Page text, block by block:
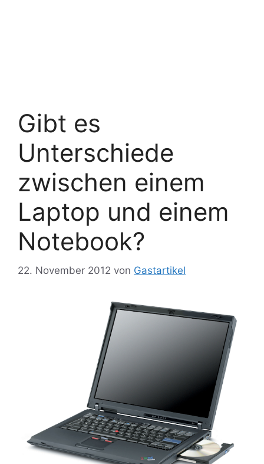
Gibt es
Unterschiede
zwischen einem
Laptop und einem
Notebook?
22. November 2012 von Gastartikel